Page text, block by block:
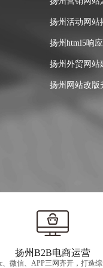
扬州活动网站
扬州html5响
扬州外贸网站
扬州网站改版
扬州MEO优化
扬州新媒体运
扬州矩阵账号
扬州运营推广
扬州数据分析
扬州多矩阵运
扬州电商整体
扬州电商店铺
扬州企业邮箱
扬州B2B电商运营
、微信、APP三网齐开，打造